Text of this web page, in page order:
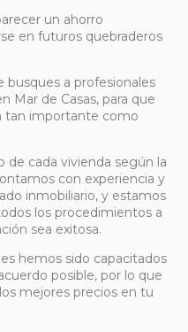
un ahorro
en futuros quebraderos
busques a profesionales
Mar de Casas, para que
tan importante como
de cada vivienda según la
con experiencia y
inmobiliario, y estamos
los procedimientos a
sea exitosa.
hemos sido capacitados
posible, por lo que
mejores precios en tu